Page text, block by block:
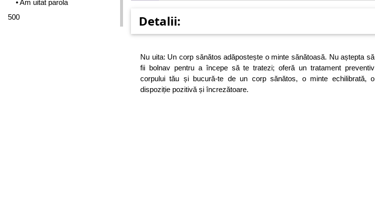
• Am uitat parola
500
Detalii:
Nu uita: Un corp sănătos adăpostește o minte sănătoasă. Nu aștepta să
fii bolnav pentru a începe să te tratezi; oferă un tratament preventiv
corpului tău și bucură-te de un corp sănătos, o minte echilibrată, o
dispoziție pozitivă și încrezătoare.